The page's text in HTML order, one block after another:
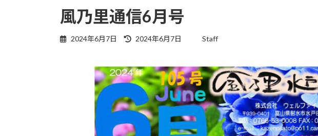
風乃里通信6月号
2024年6月7日
最
新
日
時
2024年6月7日 Staff